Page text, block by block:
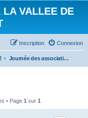
VALLEE DE
Connexion
Inscription
Journée des associations : 3 septembre 2022
• Page 1 sur 1